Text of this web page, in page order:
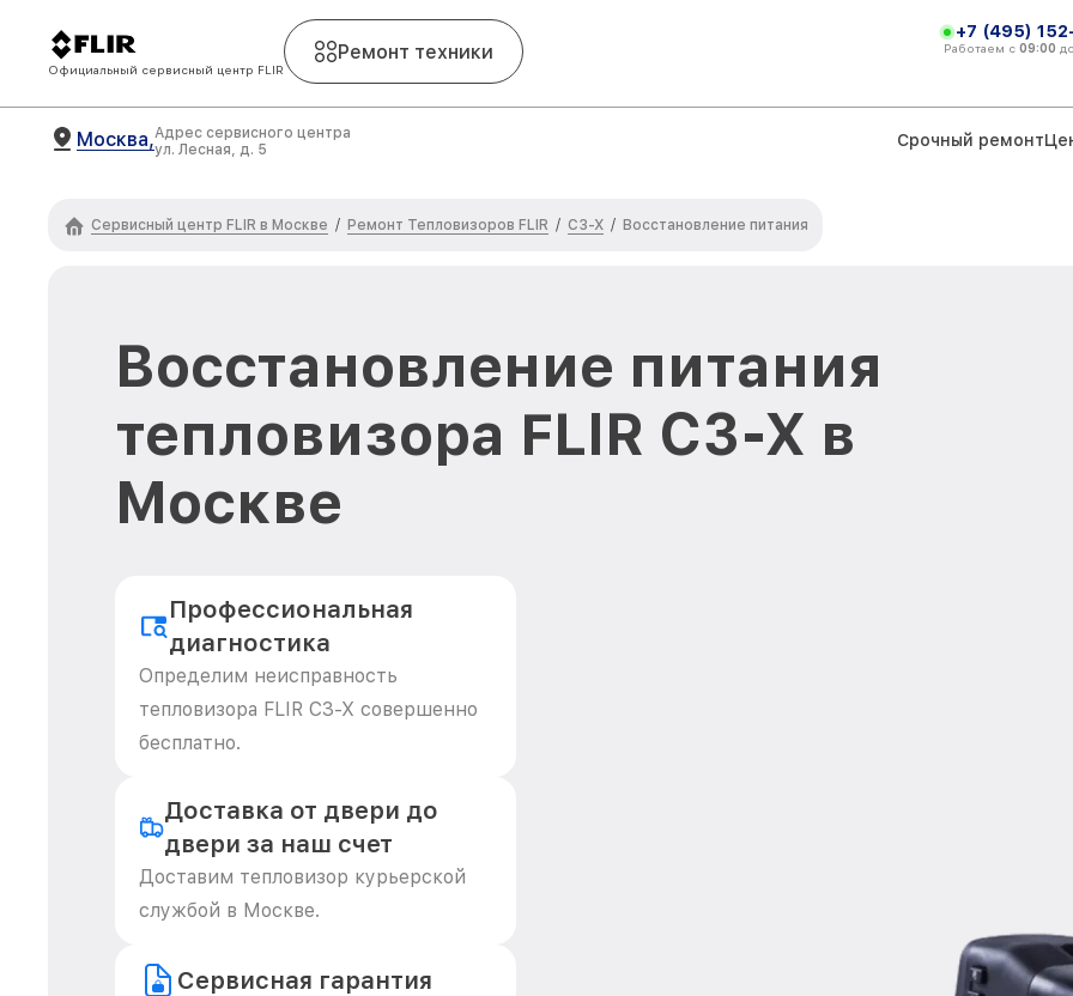
Официальный сервисный центр FLIR
Ремонт техники
+7 (495)
Работаем с 09:00
Москва,Адрес сервисного центра
ул. Лесная, д. 5
Срочный ремонт
Сервисный центр FLIR в Москве / Ремонт Тепловизоров FLIR / С3-Х / Восстановление питания
Восстановление питания
тепловизора FLIR С3-Х в
Москве
Профессиональная
диагностика
Определим неисправность
тепловизора FLIR С3-Х совершенно
бесплатно.
Доставка от двери до
двери за наш счет
Доставим тепловизор курьерской
службой в Москве.
Сервисная гарантия